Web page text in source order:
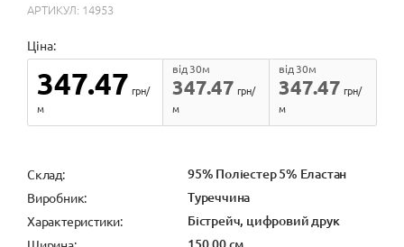
АРТИКУЛ: 14953
Ціна:
347.47 грн/
м
347.47
від 30м
грн/
м
347.47
від 30м
грн/
м
Cклад: 95% Поліестер 5% Еластан
Виробник: Туреччина
Характеристики: Бістрейч, цифровий друк